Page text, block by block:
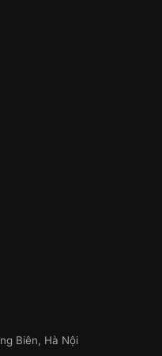
Biên, Hà Nội